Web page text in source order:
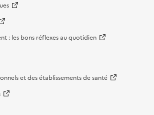
: les bons réflexes au quotidien
et des établissements de santé